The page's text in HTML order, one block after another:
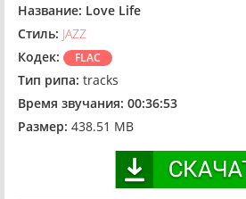
Название: Love Life
Стиль: JAZZ
Кодек:
FLAC
Тип рипа: tracks
Время звучания: 00:36:53
Размер: 438.51 MB